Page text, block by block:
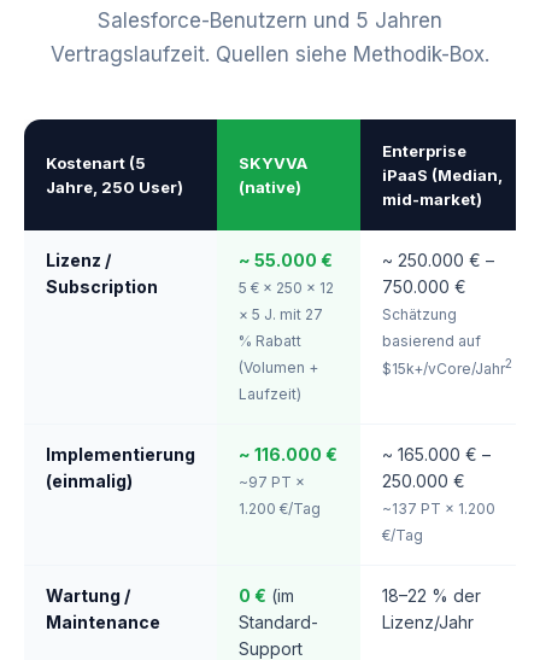
Salesforce-Benutzern und 5 Jahren
Vertragslaufzeit. Quellen siehe Methodik-Box.
Kostenart (5
Jahre, 250 User)
SKYVVA
(native)
Enterprise
iPaaS (Median,
mid-market)
Lizenz /
Subscription
~ 55.000 €
5 € × 250 × 12
× 5 J. mit 27
% Rabatt
(Volumen +
Laufzeit)
~ 250.000 € –
750.000 €
Schätzung
basierend auf
$15k+/vCore/Jahr2
Implementierung
(einmalig)
~ 116.000 €
~97 PT ×
1.200 €/Tag
~ 165.000 € –
250.000 €
~137 PT × 1.200
€/Tag
Wartung /
Maintenance
0 € (im
Standard-
Support
18–22 % der
Lizenz/Jahr